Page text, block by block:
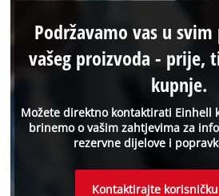
Možete direktno kontaktirati Einhell
brinemo o vašim zahtjevima za
rezervne dijelove i
Podržavamo vas u
vašeg proizvoda - prije,
kupnje.
Kontaktirajte